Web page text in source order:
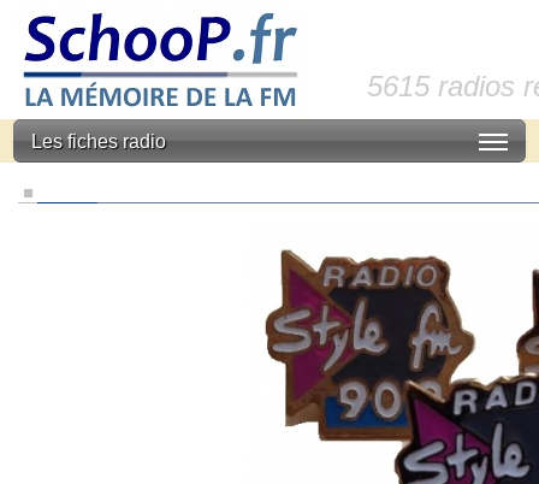
5615 radios
Les fiches radio